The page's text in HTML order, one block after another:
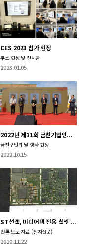
CES 2023 참가 현장
부스 현장 및 전시품
2023.01.05
2022년 제11회 금천기업인상 수상
금천구민의 날 행사 현장
2022.10.15
ST선랩, 미디어텍 전용 칩셋 탑재한 차량 통신모듈 개발
언론 보도 자료 (전자신문)
2020.11.22